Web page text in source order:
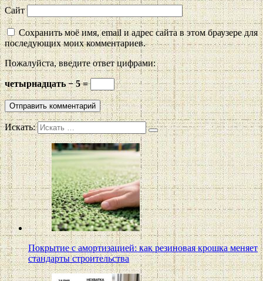
Сайт
Сохранить моё имя, email и адрес сайта в этом браузере для
последующих моих комментариев.
Пожалуйста, введите ответ цифрами:
четырнадцать − 5 =
Искать:
Покрытие с амортизацией: как резиновая крошка меняет
стандарты строительства